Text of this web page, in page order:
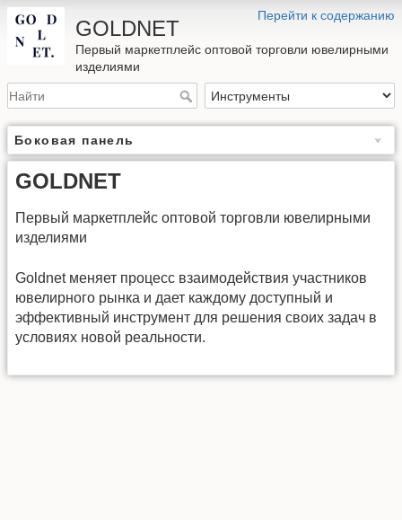
Перейти к содержанию
GOLDNET
Первый маркетплейс оптовой торговли ювелирными
изделиями
Боковая панель
GOLDNET
Первый маркетплейс оптовой торговли ювелирными
изделиями
Goldnet меняет процесс взаимодействия участников
ювелирного рынка и дает каждому доступный и
эффективный инструмент для решения своих задач в
условиях новой реальности.